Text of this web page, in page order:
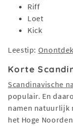
Riff
Loet
Kick
Leestip:
Korte
Scandinavische
populair. En
namen natuurlijk
het Hoge